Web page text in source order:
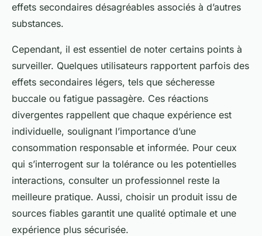
effets secondaires désagréables associés à d’autres
substances.
Cependant, il est essentiel de noter certains points à
surveiller. Quelques utilisateurs rapportent parfois des
effets secondaires légers, tels que sécheresse
buccale ou fatigue passagère. Ces réactions
divergentes rappellent que chaque expérience est
individuelle, soulignant l’importance d’une
consommation responsable et informée. Pour ceux
qui s’interrogent sur la tolérance ou les potentielles
interactions, consulter un professionnel reste la
meilleure pratique. Aussi, choisir un produit issu de
sources fiables garantit une qualité optimale et une
expérience plus sécurisée.